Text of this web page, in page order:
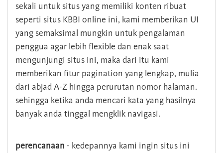
sekali untuk situs yang memiliki konten ribuat
seperti situs KBBI online ini, kami memberikan UI
yang semaksimal mungkin untuk pengalaman
penggua agar lebih flexible dan enak saat
mengunjungi situs ini, maka dari itu kami
memberikan fitur pagination yang lengkap, mulia
dari abjad A-Z hingga perurutan nomor halaman.
sehingga ketika anda mencari kata yang hasilnya
banyak anda tinggal mengklik navigasi.
perencanaan - kedepannya kami ingin situs ini